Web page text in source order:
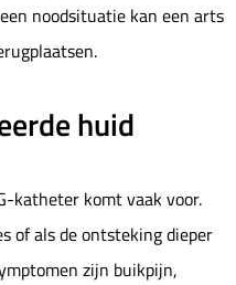
noodsituatie kan een arts
huid
katheter komt vaak voor.
of als de ontsteking dieper
zijn buikpijn,